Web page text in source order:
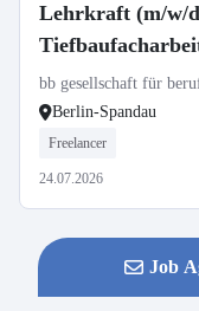
Lehrkraft (m/w/
bb gesellschaft für
Berlin-Spandau
Freelancer
24.07.2026
Job